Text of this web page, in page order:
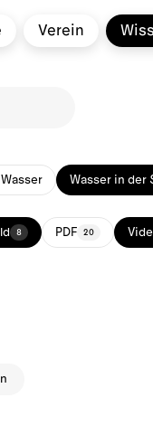
Verein
Wasser in der
8 PDF 20